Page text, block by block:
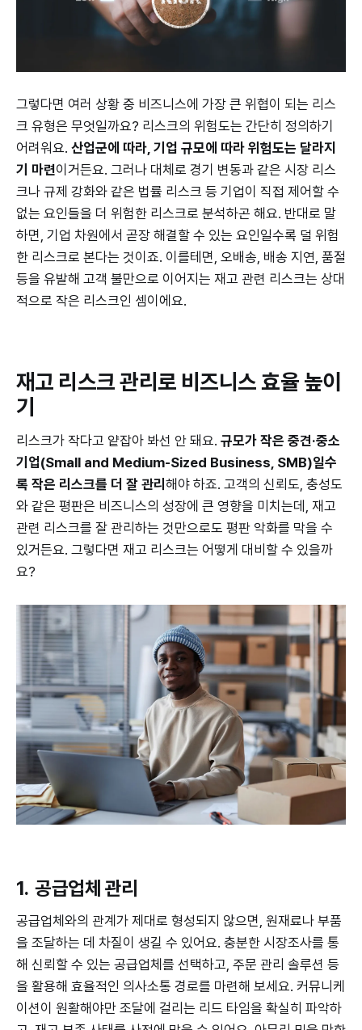
그렇다면 여러 상황 중 비즈니스에 가장 큰 위협이 되는 리스
크 유형은 무엇일까요? 리스크의 위험도는 간단히 정의하기
어려워요. 산업군에 따라, 기업 규모에 따라 위험도는 달라지
기 마련이거든요. 그러나 대체로 경기 변동과 같은 시장 리스
크나 규제 강화와 같은 법률 리스크 등 기업이 직접 제어할 수
없는 요인들을 더 위험한 리스크로 분석하곤 해요. 반대로 말
하면, 기업 차원에서 곧장 해결할 수 있는 요인일수록 덜 위험
한 리스크로 본다는 것이죠. 이를테면, 오배송, 배송 지연, 품절
등을 유발해 고객 불만으로 이어지는 재고 관련 리스크는 상대
적으로 작은 리스크인 셈이에요.
재고 리스크 관리로 비즈니스 효율 높이
기
리스크가 작다고 얕잡아 봐선 안 돼요. 규모가 작은 중견·중소
기업(Small and Medium-Sized Business, SMB)일수
록 작은 리스크를 더 잘 관리 해야 하죠. 고객의 신뢰도, 충성도
와 같은 평판은 비즈니스의 성장에 큰 영향을 미치는데, 재고
관련 리스크를 잘 관리하는 것만으로도 평판 악화를 막을 수
있거든요. 그렇다면 재고 리스크는 어떻게 대비할 수 있을까
요?
1. 공급업체 관리
공급업체와의 관계가 제대로 형성되지 않으면, 원재료나 부품
을 조달하는 데 차질이 생길 수 있어요. 충분한 시장조사를 통
해 신뢰할 수 있는 공급업체를 선택하고, 주문 관리 솔루션 등
을 활용해 효율적인 의사소통 경로를 마련해 보세요. 커뮤니케
이션이 원활해야만 조달에 걸리는 리드 타임을 확실히 파악하